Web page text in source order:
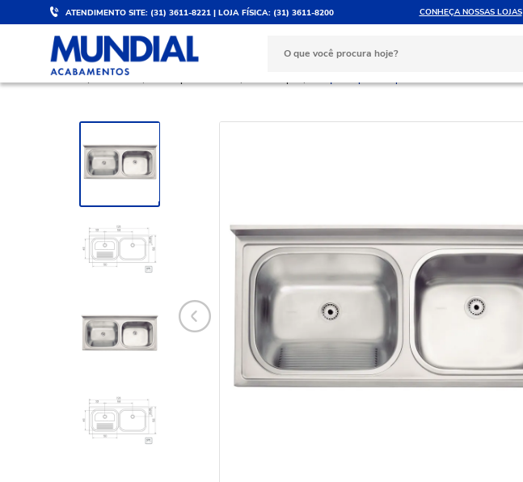
ATENDIMENTO SITE: (31) 3611-8221 | LOJA FÍSICA: (31) 3611-8200 CONHEÇA NOSSAS LOJAS
DESCONTO DE 5%
Válido para PIX e boleto
PARCELE ATÉ 10X SEM JUROS
COZINHA